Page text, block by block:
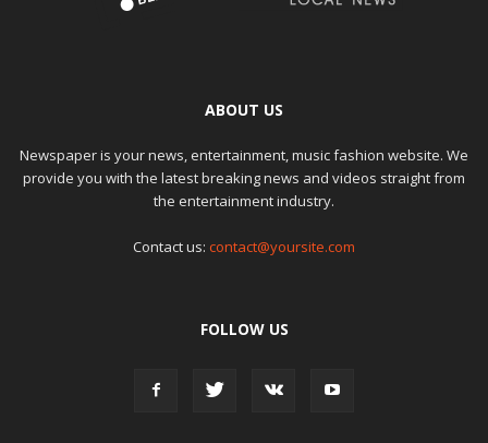
ABOUT US
Newspaper is your news, entertainment, music fashion website. We
provide you with the latest breaking news and videos straight from
the entertainment industry.
Contact us: contact@yoursite.com
FOLLOW US